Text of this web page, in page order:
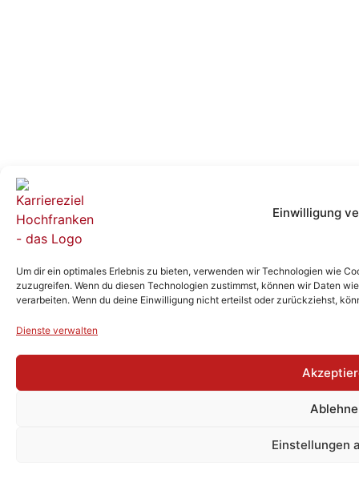
Einwilligung
Um dir ein optimales Erlebnis zu bieten, verwenden wir Technologien wie
zuzugreifen. Wenn du diesen Technologien zustimmst, können wir Daten
verarbeiten. Wenn du deine Einwilligung nicht erteilst oder zurückziehst,
Dienste verwalten
Einstellungen